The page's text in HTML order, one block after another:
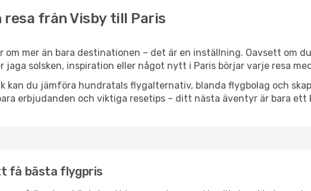
resa från Visby till Paris
om mer än bara destinationen – det är en inställning. Oavsett om
jaga solsken, inspiration eller något nytt i Paris börjar varje resa
kan du jämföra hundratals flygalternativ, blanda flygbolag och
erbjudanden och viktiga resetips – ditt nästa äventyr är bara ett
få bästa flygpris